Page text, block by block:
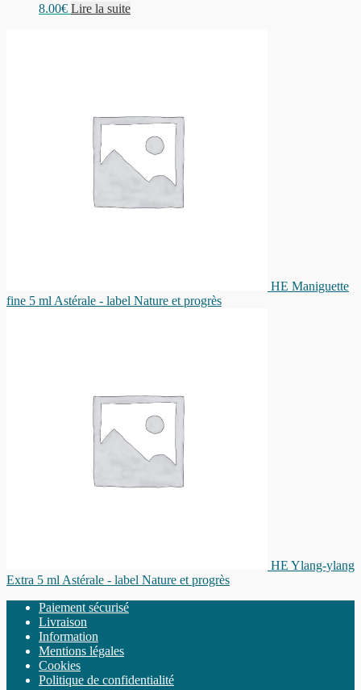
8.00€ Lire la suite
HE Maniguette
fine 5 ml Astérale - label Nature et progrès
HE Ylang-ylang
Extra 5 ml Astérale - label Nature et progrès
Paiement sécurisé
Livraison
Information
Mentions légales
Cookies
Politique de confidentialité